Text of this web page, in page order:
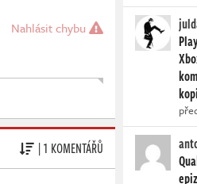
Nahlásit chybu
| 1 KOMENTÁŘŮ